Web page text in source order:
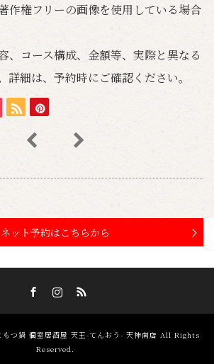
作権フリーの画像を使用している場合
、コース構成、金額等、実際と異なる
詳細は、予約時にご確認ください。
ネット予約はこちらから
もつ鍋 個室居酒屋 天王-てんおう- 天神南店 All Rights
Reserved.